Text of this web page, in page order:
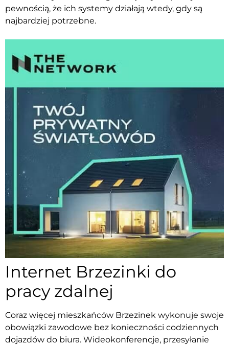
pewnością, że ich systemy działają wtedy, gdy są
najbardziej potrzebne.
Internet Brzezinki do
pracy zdalnej
Coraz więcej mieszkańców Brzezinek wykonuje swoje
obowiązki zawodowe bez konieczności codziennych
dojazdów do biura. Wideokonferencje, przesyłanie